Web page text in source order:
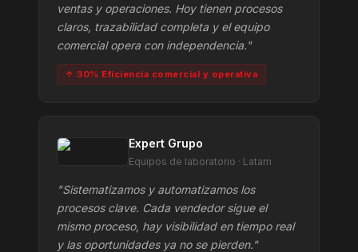
ventas y operaciones. Hoy tienen procesos
claros, trazabilidad completa y el equipo
comercial opera con independencia."
↑ 30% Eficiencia comercial y operativa
Expert Grupo
Equipos de laboratorio · Latam
"Sistematizamos y automatizamos los
procesos clave. Cada vendedor sigue el
mismo proceso, hay visibilidad en tiempo real
y las oportunidades ya no se pierden."